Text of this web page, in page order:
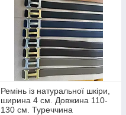
Ремінь із натуральної шкіри,
ширина 4 см. Довжина 110-
130 см. Туреччина